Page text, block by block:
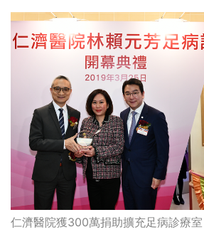
仁濟醫院獲300萬捐助擴充足病診療